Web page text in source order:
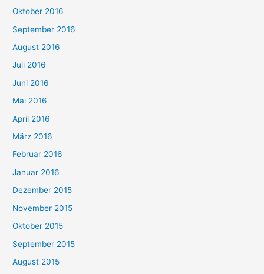
Oktober 2016
September 2016
August 2016
Juli 2016
Juni 2016
Mai 2016
April 2016
März 2016
Februar 2016
Januar 2016
Dezember 2015
November 2015
Oktober 2015
September 2015
August 2015